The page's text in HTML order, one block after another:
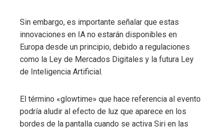
Sin embargo, es importante señalar que estas
innovaciones en IA no estarán disponibles en
Europa desde un principio, debido a regulaciones
como la Ley de Mercados Digitales y la futura Ley
de Inteligencia Artificial.
El término «glowtime» que hace referencia al evento
podría aludir al efecto de luz que aparece en los
bordes de la pantalla cuando se activa Siri en las